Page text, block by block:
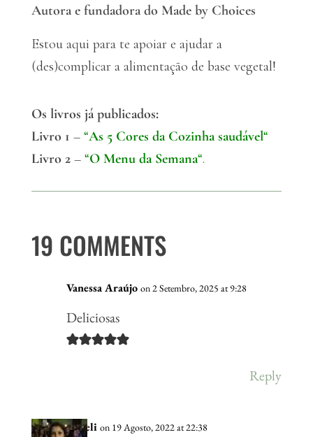
Autora e fundadora do Made by Choices
Estou aqui para te apoiar e ajudar a
(des)complicar a alimentação de base vegetal!
Os livros já publicados:
Livro 1 – “As 5 Cores da Cozinha saudável“
Livro 2– “O Menu da Semana“.
19 COMMENTS
Vanessa Araújo on 2 Setembro, 2025 at 9:28
Deliciosas
Reply
Mireli on 19 Agosto, 2022 at 22:38